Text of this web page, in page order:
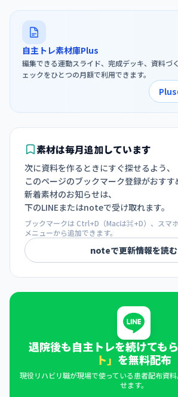
自主トレ素材庫Plus
編集できる運動スライド、完成デッキ、資料づ
ェックをひとつの月額で利用できます。
素材は毎月追加しています
次に資料を作るときにすぐ探せるよう、
このページのブックマーク登録がおすす
新着素材のお知らせは、
下のLINEまたはnoteで受け取れます。
ブックマークは Ctrl+D（Macは⌘+D）、スマ
メニューから追加できます。
noteで更新情報を読む
退院後も自主トレを続けても
ト」 を無料配布
現役リハビリ職が現場で使っている患者配布資
せます。